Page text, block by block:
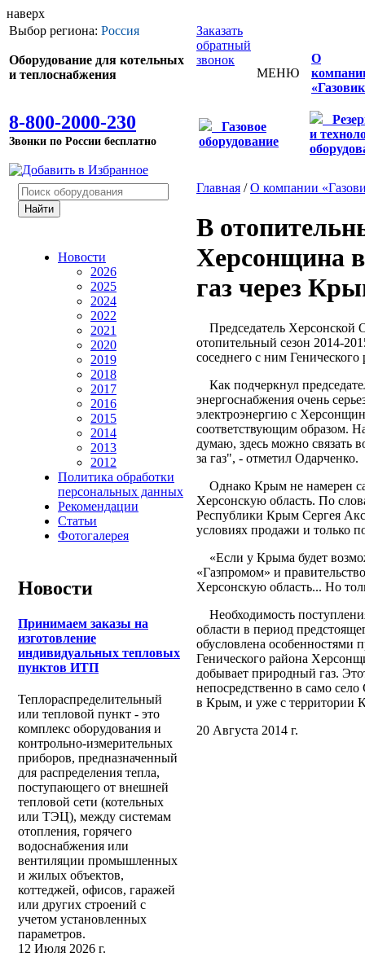
наверх
Выбор региона: Россия
Оборудование для котельных
и теплоснабжения
8-800-2000-230
Звонки по России бесплатно
Заказать
обратный
звонок
МЕНЮ
О
Газовое
оборудование
и
Новости
2026
2025
2024
2022
2021
2020
2019
2018
2017
2016
2015
2014
2013
2012
Политика обработки
персональных данных
Рекомендации
Статьи
Фотогалерея
Новости
Принимаем заказы на
изготовление
индивидуальных тепловых
пунктов ИТП
Теплораспределительный
или тепловой пункт - это
комплекс оборудования и
контрольно-измерительных
приборов, предназначенный
для распределения тепла,
поступающего от внешней
тепловой сети (котельных
или ТЭЦ), между системам
отопления, горячего
водоснабжения или
вентиляции промышленных
и жилых объектов,
коттеджей, офисов, гаражей
или других строений с
учетом установленных
параметров.
12 Июля 2026 г.
Главная /О компании
В
Херсонщина
газ через
Председатель Херсонской
отопительный сезон 2014-
соседнего с ним
Как подчеркнул
энергоснабжения очень
электроэнергию с
соответствующим образом.
думаю, здесь можно связать
за газ", - отметил Одарченко.
Однако Крым не намерен
Херсонскую область. По
Республики Крым Сергея
условиях продажи и только
«Если у Крыма будет
«Газпромом» и
Херсонскую область... Но
Необходимость
области в период
обусловлена особенностями
Генического района
добывает природный газ.
непосредственно в само
в Крым, и уже с территории
20 Августа 2014 г.